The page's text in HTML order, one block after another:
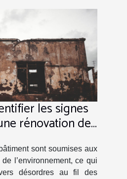
les signes
rénovation de
sont soumises aux
l’environnement, ce qui
désordres au fil des